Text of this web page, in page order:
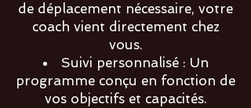
de déplacement nécessaire, votre
coach vient directement chez
vous.
Suivi personnalisé : Un
programme conçu en fonction de
vos objectifs et capacités.